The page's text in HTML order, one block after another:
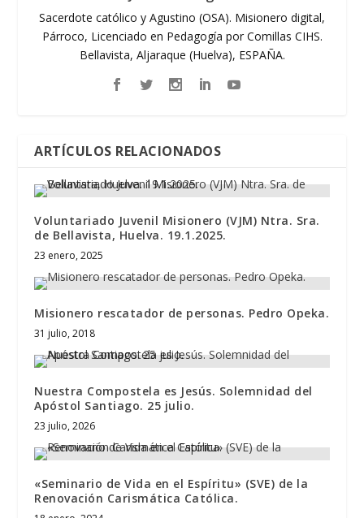
Sacerdote católico y Agustino (OSA). Misionero digital,
Párroco, Licenciado en Pedagogía por Comillas CIHS.
Bellavista, Aljaraque (Huelva), ESPAÑA.
ARTÍCULOS RELACIONADOS
Voluntariado Juvenil Misionero (VJM) Ntra. Sra.
de Bellavista, Huelva. 19.1.2025.
23 enero, 2025
Misionero rescatador de personas. Pedro Opeka.
31 julio, 2018
Nuestra Compostela es Jesús. Solemnidad del
Apóstol Santiago. 25 julio.
23 julio, 2026
«Seminario de Vida en el Espíritu» (SVE) de la
Renovación Carismática Católica.